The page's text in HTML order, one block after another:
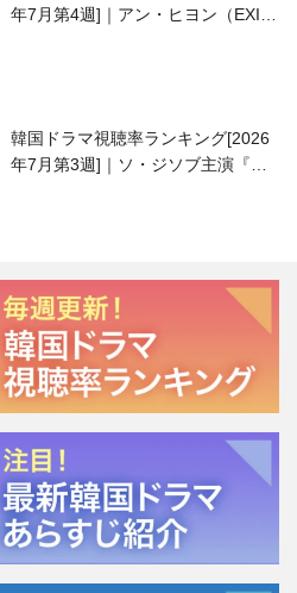
年7月第4週]｜アン・ヒヨン（EXID
韓国ドラマ視聴率ランキング[2026
年7月第3週]｜ソ・ジソブ主演『エ